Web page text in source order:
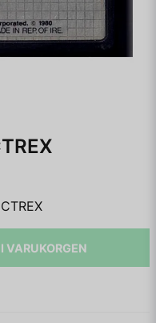
VARUKORGEN